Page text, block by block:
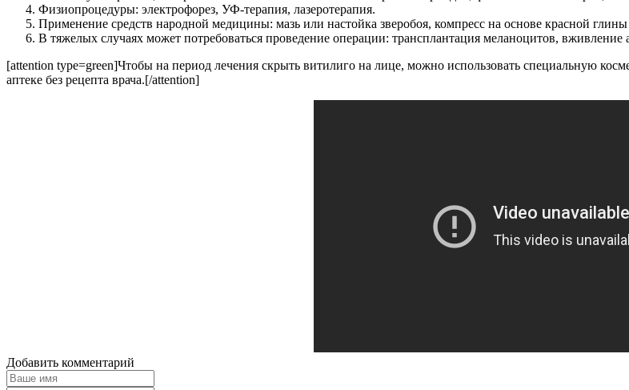
Физиопроцедуры: электрофорез, УФ-терапия, лазеротерапия.
Применение средств народной медицины: мазь или настойка зверобоя, компресс на основе красной
В тяжелых случаях может потребоваться проведение операции: трансплантация меланоцитов,
[attention type=green]Чтобы на период лечения скрыть витилиго на лице, можно использовать специальную
аптеке без рецепта врача.[/attention]
Добавить комментарий